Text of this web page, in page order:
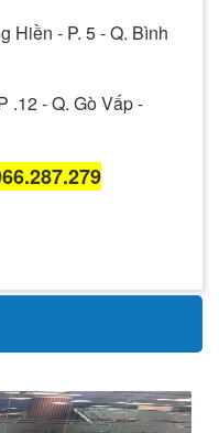
Hiền - P. 5 - Q. Bình
.12 - Q. Gò Vấp -